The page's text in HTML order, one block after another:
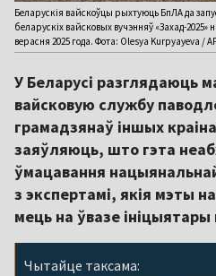
Беларускія вайскоўцы рыхтуюць БпЛА да
беларускіх вайсковых вучэнняў «Захад-
верасня 2025 года. Фота: Olesya Kurpyayeva /
У Беларусі разглядаюць
вайсковую службу
грамадзянаў іншых
заяўляюць, што гэта
ўмацавання
з экспертамі, якія мэты
мець на ўвазе
Чытайце таксама: